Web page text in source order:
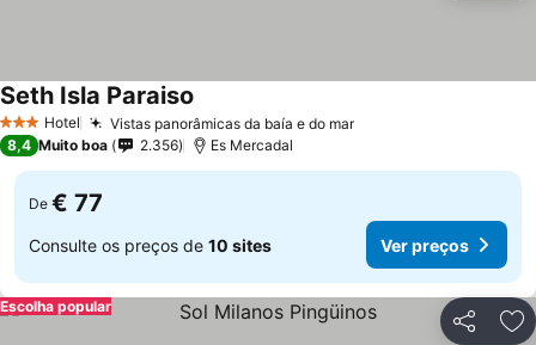
3 EstrelasHotel Vistas panorâmicas da baía e do mar
Seth Isla Paraiso
8,4 Muito boa 2.356 Es Mercadal
De € 77
Consulte os preços de 10 sites Ver preços
Partilhar
Escolha popular